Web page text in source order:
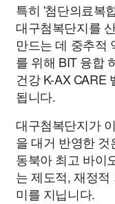
특히 '첨단의료복
대구첨복단지를
만드는 데 중추적
를 위해 BIT 융합
건강 K-AX CARE
됩니다.
대구첨복단지가
을 대거 반영한
동북아 최고 바이
는 제도적, 재정
미를 지닙니다.